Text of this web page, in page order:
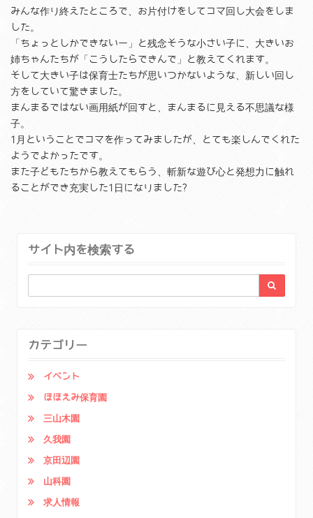
みんな作り終えたところで、お片付けをしてコマ回し大会をしま
した。
「ちょっとしかできないー」と残念そうな小さい子に、大きいお
姉ちゃんたちが「こうしたらできんで」と教えてくれます。
そして大きい子は保育士たちが思いつかないような、新しい回し
方をしていて驚きました。
まんまるではない画用紙が回すと、まんまるに見える不思議な様
子。
1月ということでコマを作ってみましたが、とても楽しんでくれた
ようでよかったです。
また子どもたちから教えてもらう、斬新な遊び心と発想力に触れ
ることができ充実した1日になりました?
サイト内を検索する
カテゴリー
イベント
ほほえみ保育園
三山木園
久我園
京田辺園
山科園
求人情報